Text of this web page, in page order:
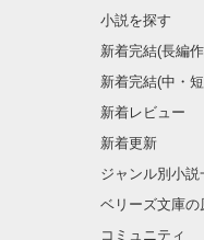
小説を探す
新着完結(長編
新着完結(中・
新着レビュー
新着更新
ジャンル別小説
ベリーズ文庫の
コミュニティ